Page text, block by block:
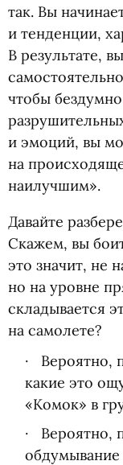
так. Вы
и тенденции,
В результате,
чтобы
и эмоций, вы
на
наилучшим».
Давайте
Скажем, вы
это значит, не
но на уровне
складывается
на самолете?
Вероятно,
какие это
«Комок» в
Вероятно,